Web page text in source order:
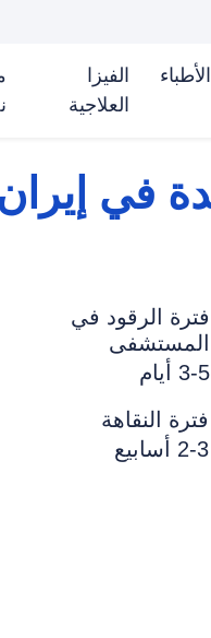
الأطباء
الفيزا
العلاجية
في
فترة الرقود في
المستشفی
3-5 أیام
فترة النقاهة
2-3 أسابیع